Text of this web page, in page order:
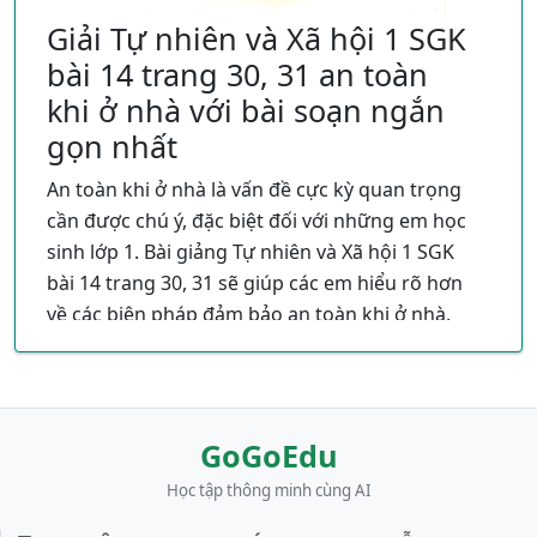
Giải Tự nhiên và Xã hội 1 SGK
bài 14 trang 30, 31 an toàn
khi ở nhà với bài soạn ngắn
gọn nhất
An toàn khi ở nhà là vấn đề cực kỳ quan trọng
cần được chú ý, đặc biệt đối với những em học
sinh lớp 1. Bài giảng Tự nhiên và Xã hội 1 SGK
bài 14 trang 30, 31 sẽ giúp các em hiểu rõ hơn
về các biện pháp đảm bảo an toàn khi ở nhà.
Trong bài này, chúng ta sẽ tìm hiểu nhiều khía
về những nguy hiểm có thể xảy ra.
Đầu tiên, để đảm bảo an toàn, chúng ta cần
biết cách ứng phó với nguy hiểm. Một cách
GoGoEdu
Học tập thông minh cùng AI